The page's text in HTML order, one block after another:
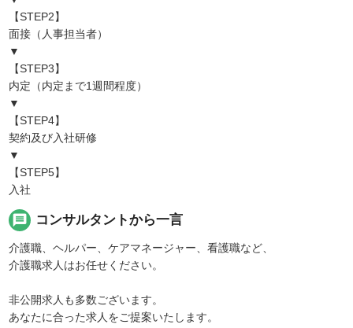
【STEP2】
面接（人事担当者）
▼
【STEP3】
内定（内定まで1週間程度）
▼
【STEP4】
契約及び入社研修
▼
【STEP5】
入社
message コンサルタントから一言
介護職、ヘルパー、ケアマネージャー、看護職など、
介護職求人はお任せください。
非公開求人も多数ございます。
あなたに合った求人をご提案いたします。